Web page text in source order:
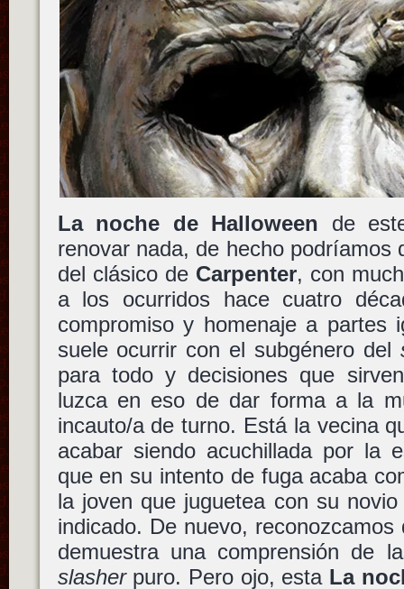
La noche de Halloween de
renovar nada, de hecho podríamos
del clásico de Carpenter, con
a los ocurridos hace cuatro
compromiso y homenaje a partes
suele ocurrir con el subgénero del
para todo y decisiones que
luzca en eso de dar forma a la
incauto/a de turno. Está la vecina
acabar siendo acuchillada por la
que en su intento de fuga acaba
la joven que juguetea con su
indicado. De nuevo,
demuestra una comprensión de
slasherpuro. Pero ojo, esta La